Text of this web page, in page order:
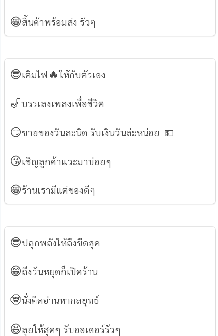
😁สิ้นค้าพร้อมส่ง รัวๆ
😎เติมไฟ 🔥ให้กับตัวเอง
🎷บรรเลงเพลงเพื่อชีวิต
😏ขายของวันละนิด รับเงินวันล่ะหน่อย 💵
😘เชิญลูกค้าแวะมาบ่อยๆ
😁ร้านเรามีแต่ของดีๆ
😎ปลุกพลังให้ถึงขีดสุด
😁ถึงวันหยุดก็เปิดร้าน
🤓นั่งคิดอ่านหากลยุทธ์
😆ลุยให้สุดๆ รับออเดอร์รัวๆ